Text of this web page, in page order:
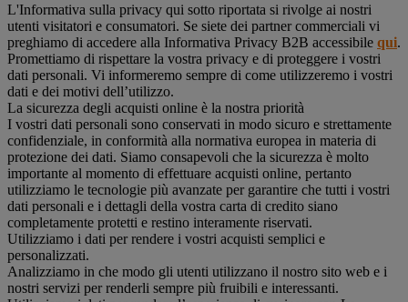
L'Informativa sulla privacy qui sotto riportata si rivolge ai nostri
utenti visitatori e consumatori. Se siete dei partner commerciali vi
preghiamo di accedere alla Informativa Privacy B2B accessibile qui.
Promettiamo di rispettare la vostra privacy e di proteggere i vostri
dati personali. Vi informeremo sempre di come utilizzeremo i vostri
dati e dei motivi dell’utilizzo.
La sicurezza degli acquisti online è la nostra priorità
I vostri dati personali sono conservati in modo sicuro e strettamente
confidenziale, in conformità alla normativa europea in materia di
protezione dei dati. Siamo consapevoli che la sicurezza è molto
importante al momento di effettuare acquisti online, pertanto
utilizziamo le tecnologie più avanzate per garantire che tutti i vostri
dati personali e i dettagli della vostra carta di credito siano
completamente protetti e restino interamente riservati.
Utilizziamo i dati per rendere i vostri acquisti semplici e
personalizzati.
Analizziamo in che modo gli utenti utilizzano il nostro sito web e i
nostri servizi per renderli sempre più fruibili e interessanti.